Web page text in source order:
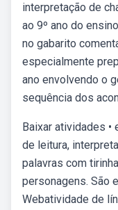
interpretação de
ao 9º ano do
no gabarito
especialmente
ano envolvendo o
sequência dos
Baixar atividades
de leitura,
palavras com
personagens. São
Webatividade de